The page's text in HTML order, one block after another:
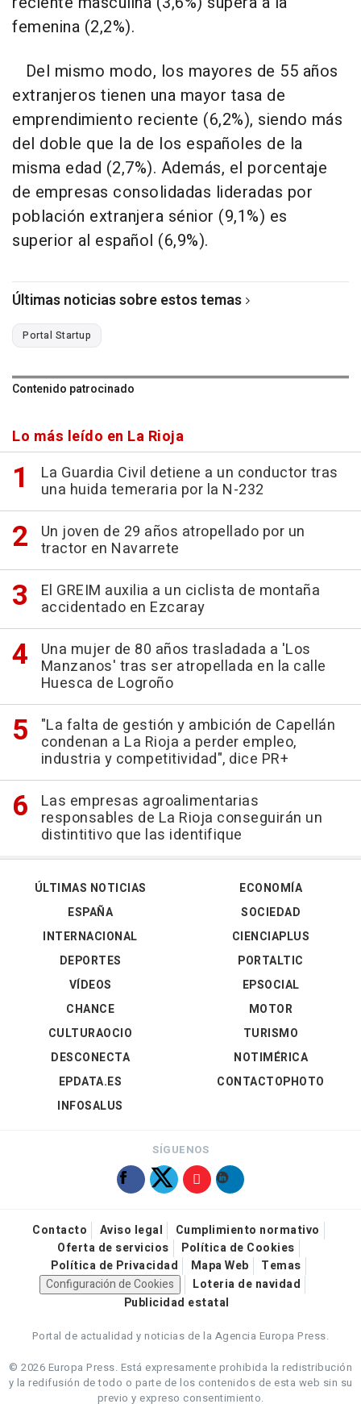
femenina (2,2%).
Del mismo modo, los mayores de 55 años
extranjeros tienen una mayor tasa de
emprendimiento reciente (6,2%), siendo más
del doble que la de los españoles de la
misma edad (2,7%). Además, el porcentaje
de empresas consolidadas lideradas por
población extranjera sénior (9,1%) es
superior al español (6,9%).
Últimas noticias sobre estos temas
Portal Startup
Contenido patrocinado
Lo más leído en La Rioja
La Guardia Civil detiene a un conductor tras
una huida temeraria por la N-232
Un joven de 29 años atropellado por un
tractor en Navarrete
El GREIM auxilia a un ciclista de montaña
accidentado en Ezcaray
Una mujer de 80 años trasladada a 'Los
Manzanos' tras ser atropellada en la calle
Huesca de Logroño
"La falta de gestión y ambición de Capellán
condenan a La Rioja a perder empleo,
industria y competitividad", dice PR+
Las empresas agroalimentarias
responsables de La Rioja conseguirán un
distintitivo que las identifique
ÚLTIMAS NOTICIAS
ESPAÑA
INTERNACIONAL
DEPORTES
VÍDEOS
ECONOMÍA
SOCIEDAD
CIENCIAPLUS
PORTALTIC
EPSOCIAL
CHANCE
CULTURAOCIO
DESCONECTA
EPDATA.ES
INFOSALUS
MOTOR
TURISMO
NOTIMÉRICA
CONTACTOPHOTO
SÍGUENOS
Contacto Aviso legal
Cumplimiento normativo
Oferta de servicios
Política de Cookies
Política de Privacidad
Mapa Web
Temas
Configuración de Cookies
Loteria de navidad
Publicidad estatal
Portal de actualidad y noticias de la Agencia Europa Press.
© 2026 Europa Press. Está expresamente prohibida la redistribución
y la redifusión de todo o parte de los contenidos de esta web sin su
previo y expreso consentimiento.